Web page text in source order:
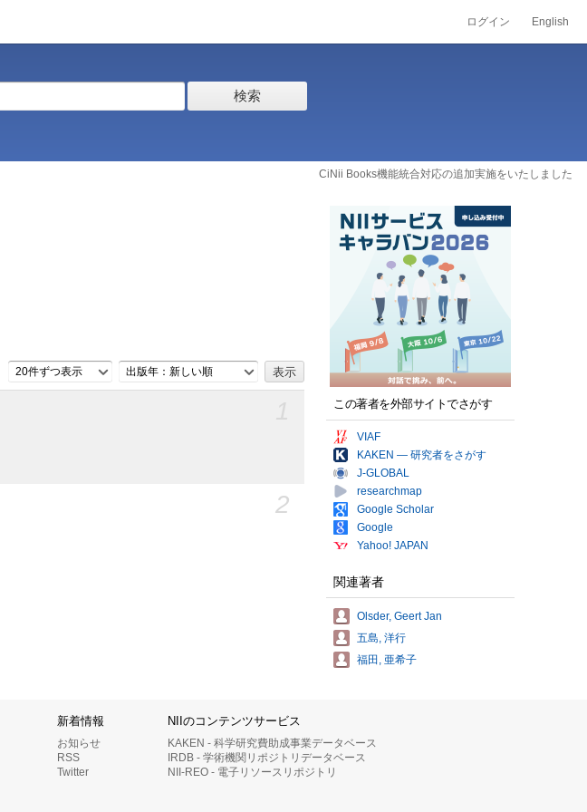
ログイン English
検索
CiNii Books機能統合対応の追加実施をいたしました
20件ずつ表示 出版年：新しい順
2
この著者を外部サイトでさがす
VIAF
KAKEN — 研究者をさがす
J-GLOBAL
researchmap
Google Scholar
Google
Yahoo! JAPAN
関連著者
Olsder, Geert Jan
五島, 洋行
福田, 亜希子
新着情報
お知らせ
RSS
Twitter
NIIのコンテンツサービス
KAKEN - 科学研究費助成事業データベース
IRDB - 学術機関リポジトリデータベース
NII-REO - 電子リソースリポジトリ